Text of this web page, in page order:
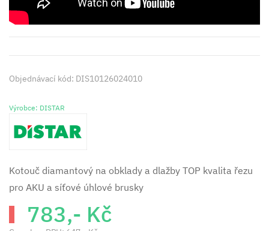
Objednávací kód: DIS10126024010
Výrobce: DISTAR
Kotouč diamantový na obklady a dlažby TOP kvalita řezu
pro AKU a síťové úhlové brusky
783,- Kč